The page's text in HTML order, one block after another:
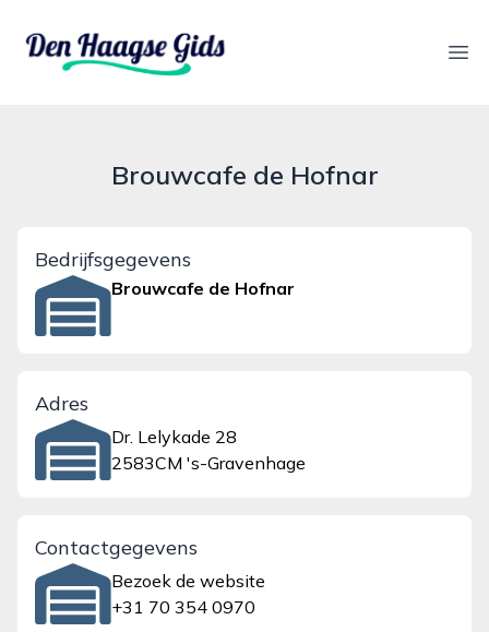
denhaagsegids.nl
Brouwcafe de Hofnar
Bedrijfsgegevens
Brouwcafe de Hofnar
Adres
Dr. Lelykade 28
2583CM 's-Gravenhage
Contactgegevens
Bezoek de website
+31 70 354 0970